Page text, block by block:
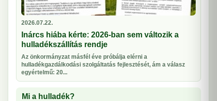
2026.07.22.
Inárcs hiába kérte: 2026-ban sem változik a
hulladékszállítás rendje
Az önkormányzat másfél éve próbálja elérni a
hulladékgazdálkodási szolgáltatás fejlesztését, ám a válasz
egyértelmű: 20...
Mi a hulladék?